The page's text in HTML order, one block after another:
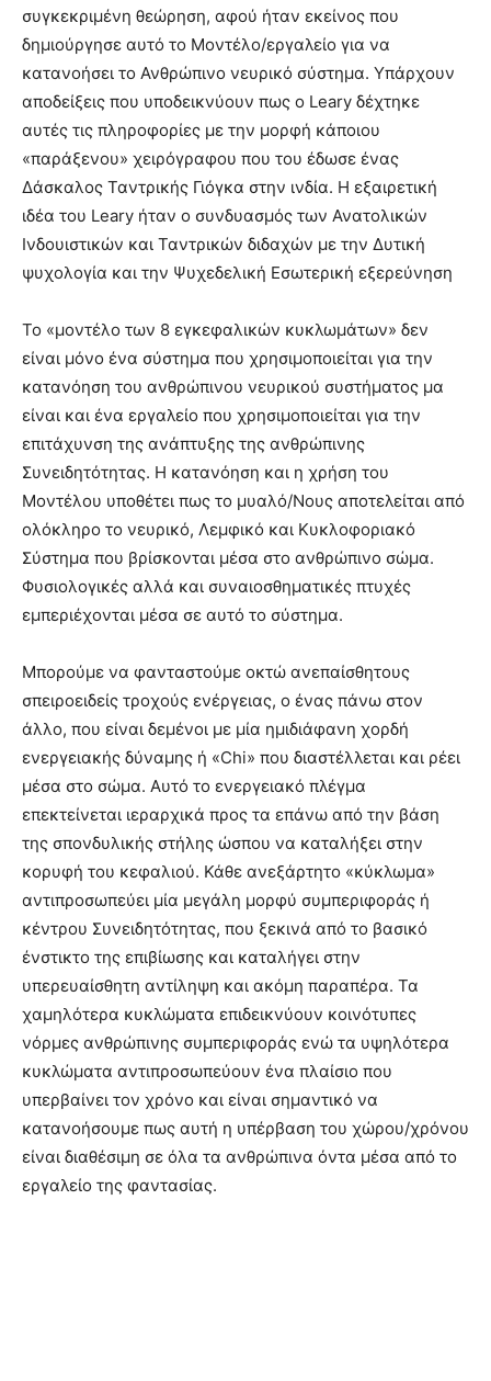
συγκεκριμένη θεώρηση, αφού ήταν εκείνος που
δημιούργησε αυτό το Μοντέλο/εργαλείο για να
κατανοήσει το Ανθρώπινο νευρικό σύστημα. Υπάρχουν
αποδείξεις που υποδεικνύουν πως ο Leary δέχτηκε
αυτές τις πληροφορίες με την μορφή κάποιου
«παράξενου» χειρόγραφου που του έδωσε ένας
Δάσκαλος Ταντρικής Γιόγκα στην ινδία. Η εξαιρετική
ιδέα του Leary ήταν ο συνδυασμός των Ανατολικών
Ινδουιστικών και Ταντρικών διδαχών με την Δυτική
ψυχολογία και την Ψυχεδελική Εσωτερική εξερεύνηση
Το «μοντέλο των 8 εγκεφαλικών κυκλωμάτων» δεν
είναι μόνο ένα σύστημα που χρησιμοποιείται για την
κατανόηση του ανθρώπινου νευρικού συστήματος μα
είναι και ένα εργαλείο που χρησιμοποιείται για την
επιτάχυνση της ανάπτυξης της ανθρώπινης
Συνειδητότητας. Η κατανόηση και η χρήση του
Μοντέλου υποθέτει πως το μυαλό/Νους αποτελείται από
ολόκληρο το νευρικό, Λεμφικό και Κυκλοφοριακό
Σύστημα που βρίσκονται μέσα στο ανθρώπινο σώμα.
Φυσιολογικές αλλά και συναιοσθηματικές πτυχές
εμπεριέχονται μέσα σε αυτό το σύστημα.
Μπορούμε να φανταστούμε οκτώ ανεπαίσθητους
σπειροειδείς τροχούς ενέργειας, ο ένας πάνω στον
άλλο, που είναι δεμένοι με μία ημιδιάφανη χορδή
ενεργειακής δύναμης ή «Chi» που διαστέλλεται και ρέει
μέσα στο σώμα. Αυτό το ενεργειακό πλέγμα
επεκτείνεται ιεραρχικά προς τα επάνω από την βάση
της σπονδυλικής στήλης ώσπου να καταλήξει στην
κορυφή του κεφαλιού. Κάθε ανεξάρτητο «κύκλωμα»
αντιπροσωπεύει μία μεγάλη μορφύ συμπεριφοράς ή
κέντρου Συνειδητότητας, που ξεκινά από το βασικό
ένστικτο της επιβίωσης και καταλήγει στην
υπερευαίσθητη αντίληψη και ακόμη παραπέρα. Τα
χαμηλότερα κυκλώματα επιδεικνύουν κοινότυπες
νόρμες ανθρώπινης συμπεριφοράς ενώ τα υψηλότερα
κυκλώματα αντιπροσωπεύουν ένα πλαίσιο που
υπερβαίνει τον χρόνο και είναι σημαντικό να
κατανοήσουμε πως αυτή η υπέρβαση του χώρου/χρόνου
είναι διαθέσιμη σε όλα τα ανθρώπινα όντα μέσα από το
εργαλείο της φαντασίας.